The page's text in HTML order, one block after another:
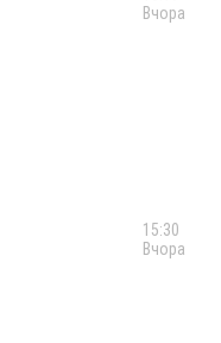
Вчора
15:30
Вчора